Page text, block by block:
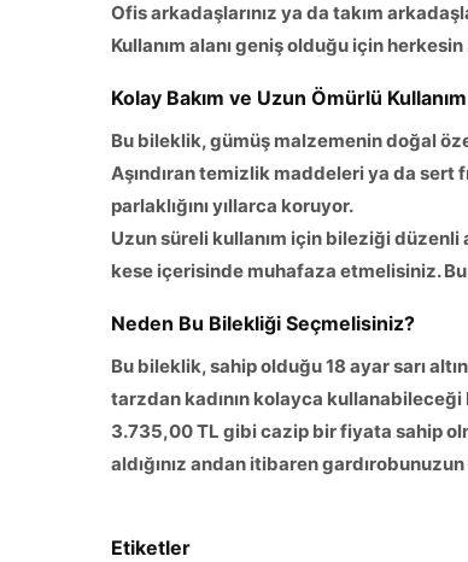
Ofis arkadaşlarınız ya da takım
Kullanım alanı geniş olduğu için
Kolay Bakım ve Uzun Ömürlü Kullanım
Bu bileklik, gümüş malzemenin doğal
Aşındıran temizlik maddeleri ya da sert
parlaklığını yıllarca koruyor.
Uzun süreli kullanım için bileziği
kese içerisinde muhafaza etmelisiniz.
Neden Bu Bilekliği Seçmelisiniz?
Bu bileklik, sahip olduğu 18 ayar sarı
tarzdan kadının kolayca
3.735,00 TL gibi cazip bir fiyata sahip
aldığınız andan itibaren
Etiketler